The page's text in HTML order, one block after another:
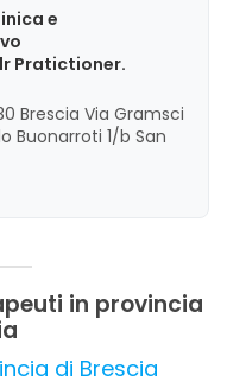
capacità di guidarli
e crescita
delle recensioni
molto
delle sedute e
e
Pratictioner.
Brescia Via Gramsci
Buonarroti 1/b San
in provincia
di Brescia